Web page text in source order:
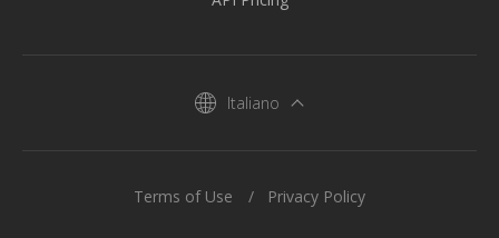
Italiano
Terms of Use Privacy Policy